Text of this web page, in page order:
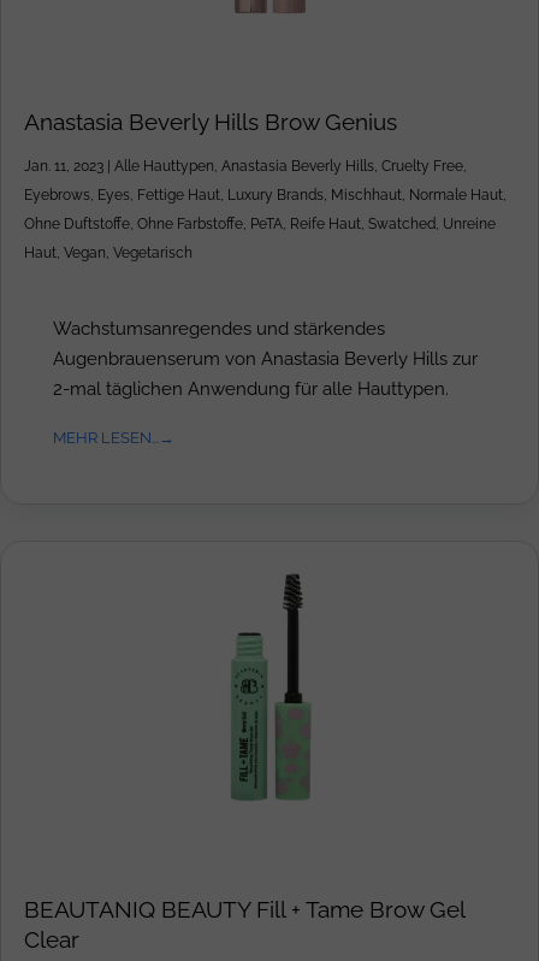
Anastasia Beverly Hills Brow Genius
Jan. 11, 2023 | Alle Hauttypen Anastasia Beverly Hills Cruelty Free
Eyebrows Eyes Fettige Haut Luxury Brands Mischhaut Normale Haut
Ohne Duftstoffe Ohne Farbstoffe PeTA Reife Haut Swatched Unreine
Haut Vegan Vegetarisch
Wachstumsanregendes und stärkendes
Augenbrauenserum von Anastasia Beverly Hills zur
2-mal täglichen Anwendung für alle Hauttypen.
MEHR LESEN...
BEAUTANIQ BEAUTY Fill + Tame Brow Gel
Clear